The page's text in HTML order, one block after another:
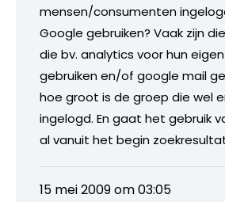
mensen/consumenten
Google gebruiken? Vaak zijn
die bv. analytics voor hun
gebruiken en/of google mail
hoe groot is de groep die wel
ingelogd. En gaat het gebruik
al vanuit het begin
15 mei 2009 om 03:05